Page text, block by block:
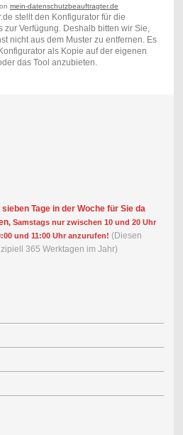
mein-datenschutzbeauftragter.de
stellt den Konfigurator für die
Verfügung. Deshalb bitten wir Sie,
nicht aus dem Muster zu entfernen. Es
als Kopie auf der eigenen
das Tool anzubieten.
Tage in der Woche für Sie da
, Samstags nur zwischen 10 und 20 Uhr
und 11:00 Uhr anzurufen! (Diesen
365 Werktagen im Jahr)